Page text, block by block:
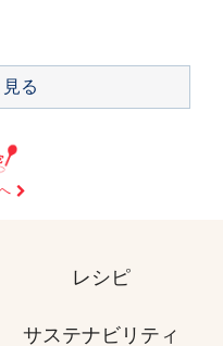
る
レシピ
サステナビリティ